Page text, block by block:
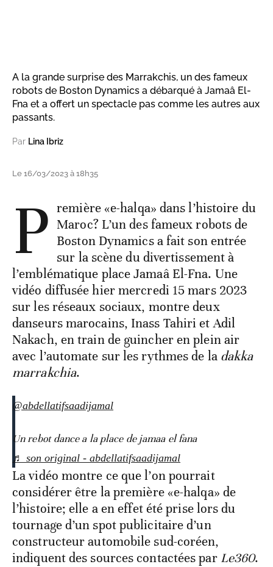
A la grande surprise des Marrakchis, un des fameux
robots de Boston Dynamics a débarqué à Jamaâ El-
Fna et a offert un spectacle pas comme les autres aux
passants.
Par Lina Ibriz
Le 16/03/2023 à 18h35
P remière «e-halqa» dans l’histoire du
Maroc? L’un des fameux robots de
Boston Dynamics a fait son entrée
sur la scène du divertissement à
l’emblématique place Jamaâ El-Fna. Une
vidéo diffusée hier mercredi 15 mars 2023
sur les réseaux sociaux, montre deux
danseurs marocains, Inass Tahiri et Adil
Nakach, en train de guincher en plein air
avec l’automate sur les rythmes de la dakka
marrakchia.
@abdellatifsaadijamal
Un rebot dance a la place de jamaa el fana
♬ son original - abdellatifsaadijamal
La vidéo montre ce que l’on pourrait
considérer être la première «e-halqa» de
l’histoire; elle a en effet été prise lors du
tournage d’un spot publicitaire d’un
constructeur automobile sud-coréen,
indiquent des sources contactées par Le360.